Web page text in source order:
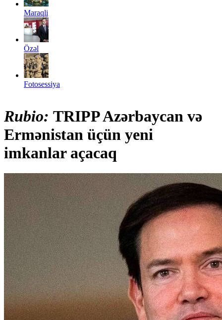
Maraqli
Özəl
Fotosessiya
Rubio: TRIPP Azərbaycan və
Ermənistan üçün yeni
imkanlar açacaq